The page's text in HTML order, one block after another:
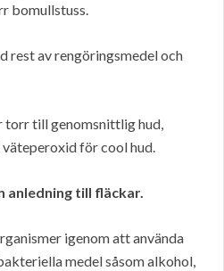
bomullstuss.
rest av rengöringsmedel och
till genomsnittlig hud,
för cool hud.
anledning till fläckar.
igenom att använda
medel såsom alkohol,